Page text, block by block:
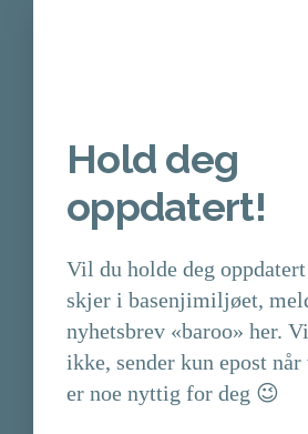
Hold deg
oppdatert!
Vil du holde deg
skjer i basenjimiljøet,
nyhetsbrev «baroo» her.
ikke, sender kun epost
er noe nyttig for deg 😉